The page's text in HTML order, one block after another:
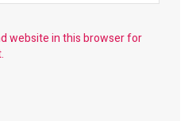
website in this browser for